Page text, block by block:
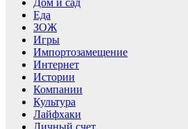
Еда
ЗОЖ
Игры
Импортозамещение
Интернет
Истории
Компании
Культура
Лайфхаки
Личный счет